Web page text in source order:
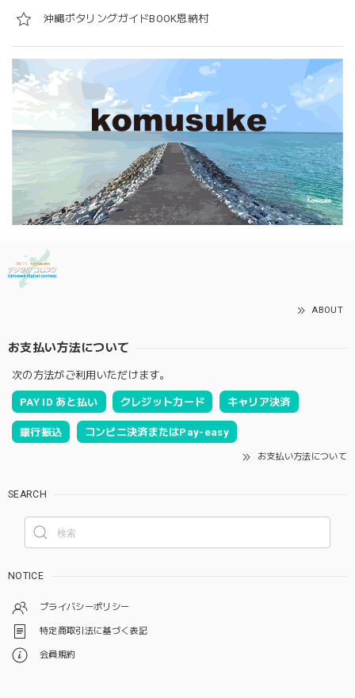
沖縄ポタリングガイドBOOK恩納村
ABOUT
お支払い方法について
次の方法がご利用いただけます。
PAY ID あと払い クレジットカード キャリア決済
銀行振込 コンビニ決済またはPay-easy
お支払い方法について
SEARCH
NOTICE
プライバシーポリシー
特定商取引法に基づく表記
会員規約